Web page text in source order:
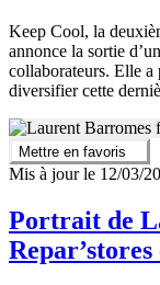
Keep Cool, la
annonce la sortie
collaborateurs. Elle a
diversifier cette
Mettre en favoris
Mis à jour le 12/03/
Portrait de